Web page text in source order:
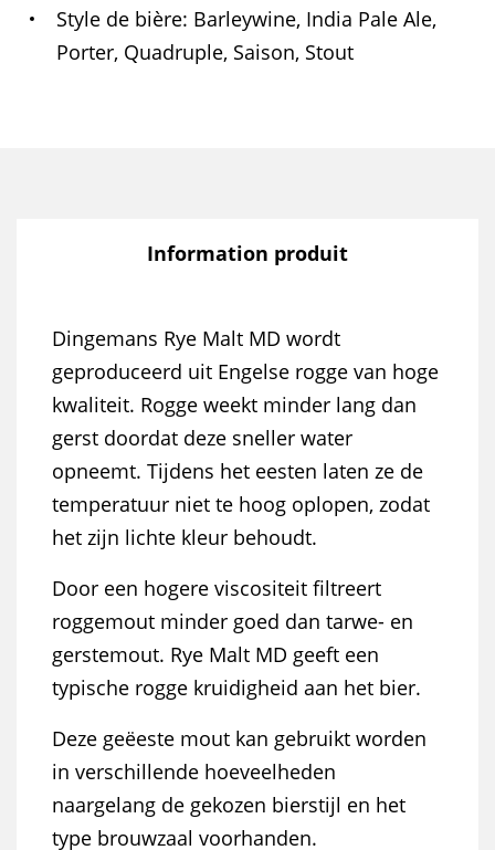
Style de bière Barleywine, India Pale Ale,
Porter, Quadruple, Saison, Stout
Information produit
Dingemans Rye Malt MD wordt
geproduceerd uit Engelse rogge van hoge
kwaliteit. Rogge weekt minder lang dan
gerst doordat deze sneller water
opneemt. Tijdens het eesten laten ze de
temperatuur niet te hoog oplopen, zodat
het zijn lichte kleur behoudt.
Door een hogere viscositeit filtreert
roggemout minder goed dan tarwe- en
gerstemout. Rye Malt MD geeft een
typische rogge kruidigheid aan het bier.
Deze geëeste mout kan gebruikt worden
in verschillende hoeveelheden
naargelang de gekozen bierstijl en het
type brouwzaal voorhanden.